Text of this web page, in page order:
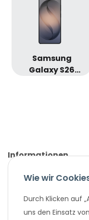
Samsung
Galaxy S26
Informationen
Gesetzliche
Unternehmen
Wie wir
Durch Klicken auf
uns den Einsatz